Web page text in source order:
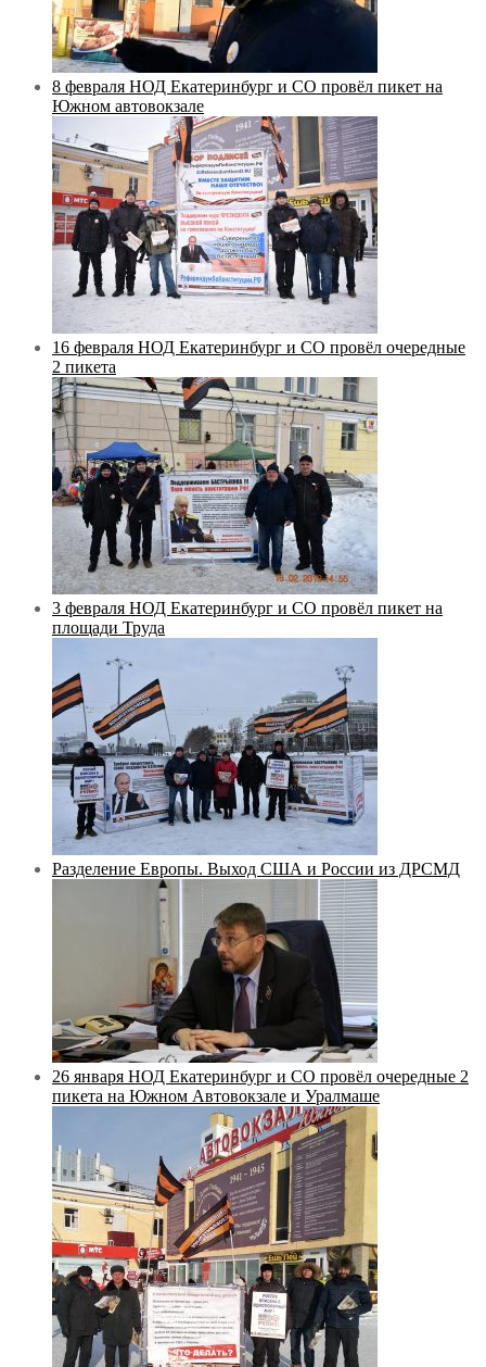
8 февраля НОД Екатеринбург и СО провёл пикет на
Южном автовокзале
16 февраля НОД Екатеринбург и СО провёл очередные
2 пикета
3 февраля НОД Екатеринбург и СО провёл пикет на
площади Труда
Разделение Европы. Выход США и России из ДРСМД
26 января НОД Екатеринбург и СО провёл очередные 2
пикета на Южном Автовокзале и Уралмаше